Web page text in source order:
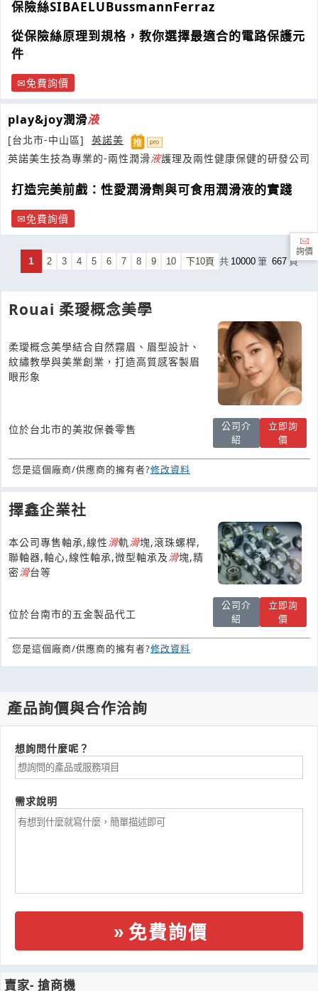
保險絲SIBAELUBussmannFerraz
從保險絲原理到規格，教你選擇最適合的電路保護元
件
免費詢價
play&joy潤滑液
[台北市-中山區]
英諾美
英諾美生技為專業的-兩性潤滑液護理及兩性健康保健的研發公司
打造完美前戲：性愛潤滑劑與可食用潤滑液的實踐
免費詢價
1 2 3 4 5 6 7 8 9 10 下10頁 共 10000 筆 667 頁
Rouai 柔璦概念美學
柔璦概念美學結合自然霧眉、眉型設計、
紋繡教學與美業創業，打造高質感客製眉
眼形象
位於台北市的美妝保養零售
公司介
紹
立即詢
價
您是這個廠商/供應商的擁有者?修改資料
擇鑫企業社
本公司專售軸承,線性 滑軌滑塊,滾珠螺桿,
聯軸器,軸心,線性軸承,微型軸承及 滑塊,精
密滑台等
位於台南市的五金製品代工
公司介
紹
立即詢
價
您是這個廠商/供應商的擁有者?修改資料
產品詢價與合作洽詢
想詢問什麼呢？
需求說明
免費詢價
賣家- 搶商機
詢價